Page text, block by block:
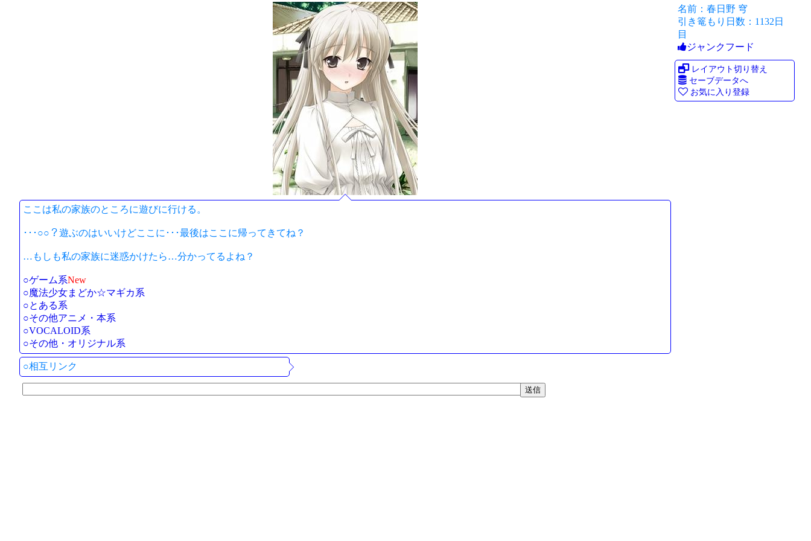
名前：春日野 穹
引き篭もり日数：1132日
目
ジャンクフード
レイアウト切り替え
セーブデータへ
お気に入り登録
ここは私の家族のところに遊びに行ける。
･･･○○？遊ぶのはいいけどここに･･･最後はここに帰ってきてね？
…もしも私の家族に迷惑かけたら…分かってるよね？
○ゲーム系New
○魔法少女まどか☆マギカ系
○とある系
○その他アニメ・本系
○VOCALOID系
○その他・オリジナル系
○相互リンク